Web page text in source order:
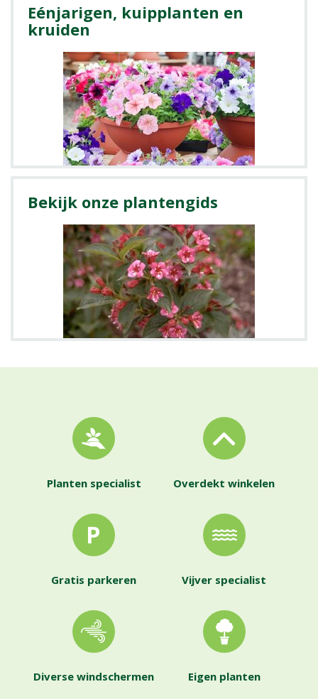
Eénjarigen, kuipplanten en
kruiden
Bekijk onze plantengids
Planten specialist Overdekt winkelen
Gratis parkeren Vijver specialist
Diverse windschermen Eigen planten